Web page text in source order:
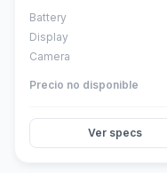
Battery
Display
Camera
Precio no disponible
Ver specs